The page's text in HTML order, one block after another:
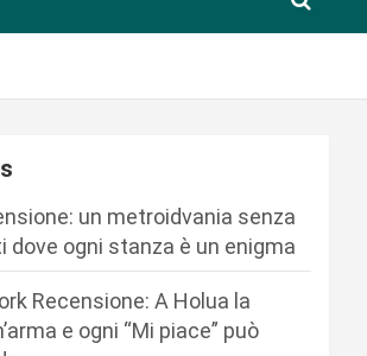
un metroidvania senza
ogni stanza è un enigma
Recensione: A Holua la
e ogni “Mi piace” può